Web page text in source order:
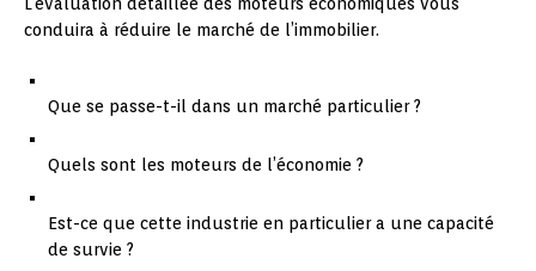
conduira à réduire le marché de l’immobilier.
Que se passe-t-il dans un marché particulier ?
Quels sont les moteurs de l’économie ?
Est-ce que cette industrie en particulier a une capacité
de survie ?